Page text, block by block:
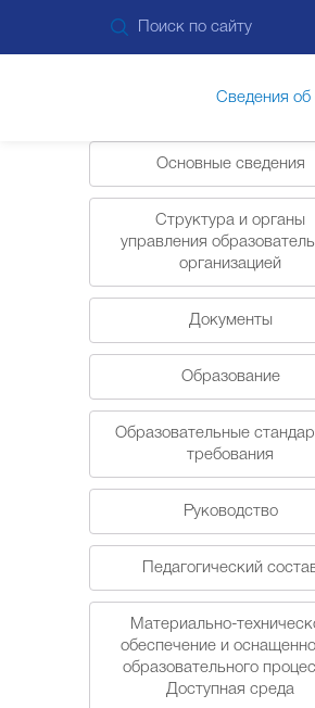
Основные сведения
Структура и органы
управления
организацией
Документы
Образование
Образовательные
требования
Руководство
Педагогический
Материально-
обеспечение и
образовательного
Доступная среда
Сведения об